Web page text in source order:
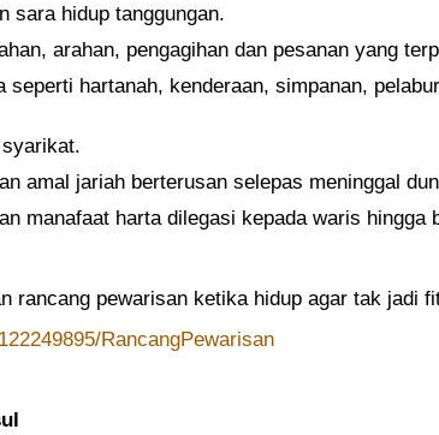
sara hidup tanggungan.
arahan, pengagihan dan pesanan yang
seperti hartanah, kenderaan, simpanan,
amal jariah berterusan selepas meninggal
manafaat harta dilegasi kepada waris hingga
rancang pewarisan ketika hidup agar tak jadi
RancangPewarisan